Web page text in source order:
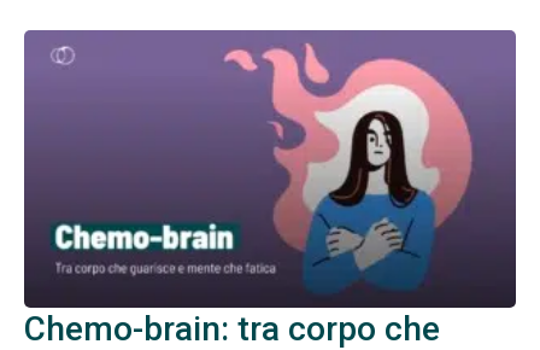
Chemo-brain: tra corpo che